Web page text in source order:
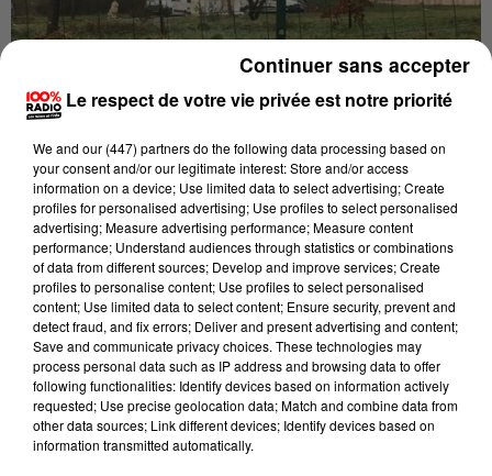
Publié : 27 janvier 2021 à 10h55 par La Rédaction
UNE FEMME RETROUVÉE MORTE À SON
DOMICILE À SENOUILLAC DANS DES
CIRCONSTANCES TROUBLANTES.
Mardi, en fin de journée, Sandra Vicente, adjointe au
maire de Senouillac, a été retrouvée chez elle,
décédée. La femme à mobilité réduite porte des
traces de morsures de chiens "pouvant être
Le respect de votre vie privée est notre priorité
We and our (447) partnersdo the following data processing based on
your consent and/or our legitimate interest: Store and/or access
information on a device; Use limited data to select advertising; Create
profiles for personalised advertising; Use profiles to select personalised
advertising; Measure advertising performance; Measure content
performance; Understand audiences through statistics or combinations
of data from different sources; Develop and improve services; Create
profiles to personalise content; Use profiles to select personalised
content; Use limited data to select content; Ensure security, prevent and
detect fraud, and fix errors; Deliver and present advertising and content;
Save and communicate privacy choices. These technologies may
process personal data such as IP address and browsing data to offer
following functionalities: Identify devices based on information actively
requested; Use precise geolocation data; Match and combine data from
other data sources; Link different devices; Identify devices based on
information transmitted automatically.
Continuer sans accepter